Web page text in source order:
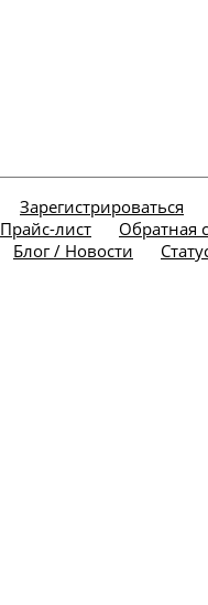
Зарегистрироваться
Прайс-лист
Обратная
Блог / Новости